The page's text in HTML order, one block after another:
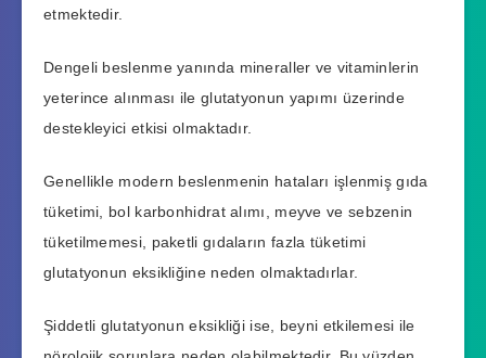
etmektedir.
Dengeli beslenme yanında mineraller ve vitaminlerin
yeterince alınması ile glutatyonun yapımı üzerinde
destekleyici etkisi olmaktadır.
Genellikle modern beslenmenin hataları işlenmiş gıda
tüketimi, bol karbonhidrat alımı, meyve ve sebzenin
tüketilmemesi, paketli gıdaların fazla tüketimi
glutatyonun eksikliğine neden olmaktadırlar.
Şiddetli glutatyonun eksikliği ise, beyni etkilemesi ile